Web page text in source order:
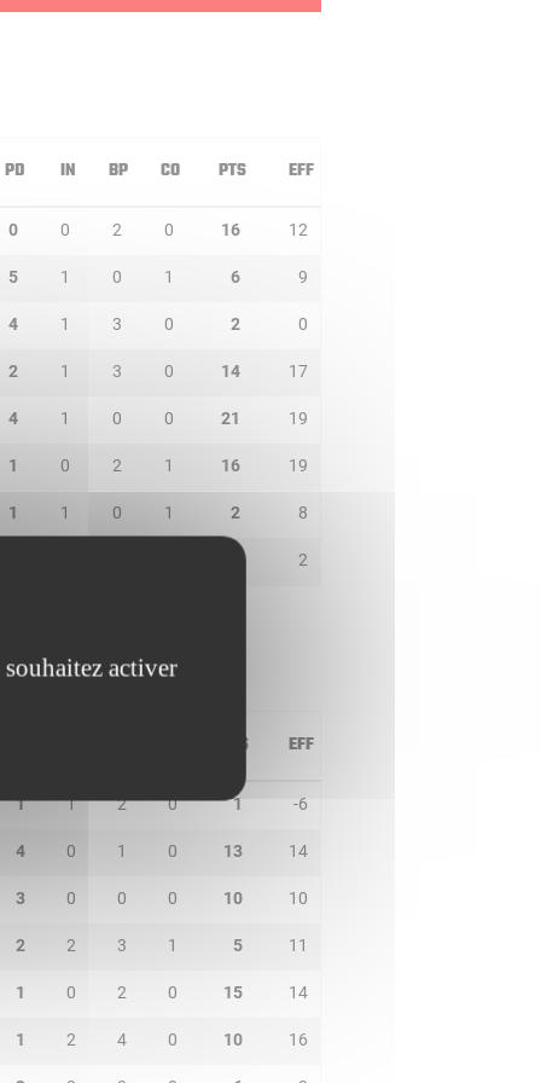
PD IN BP CO PTS EFF
0 0 2 0 16 12
5 1 0 1 6 9
4 1 3 0 2 0
2 1 3 0 14 17
4 1 0 0 21 19
1 0 2 1 16 19
1 1 0 1 2 8
2
PTS EFF
1 1 2 0 1 -6
4 0 1 0 13 14
3 0 0 0 10 10
2 2 3 1 5 11
1 0 2 0 15 14
1 2 4 0 10 16
activer